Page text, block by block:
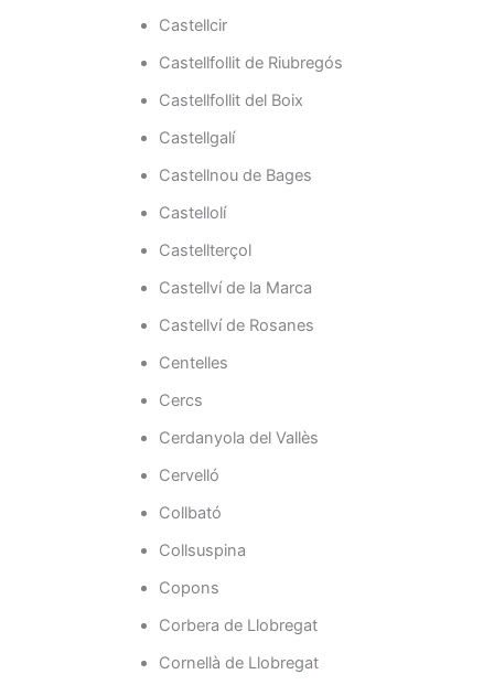
Castellcir
Castellfollit de Riubregós
Castellfollit del Boix
Castellgalí
Castellnou de Bages
Castellolí
Castellterçol
Castellví de la Marca
Castellví de Rosanes
Centelles
Cercs
Cerdanyola del Vallès
Cervelló
Collbató
Collsuspina
Copons
Corbera de Llobregat
Cornellà de Llobregat